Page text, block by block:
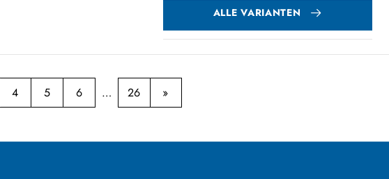
ALLE VARIANTEN
4 5 6 26